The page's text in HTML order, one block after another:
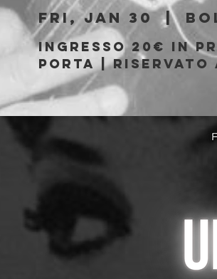
Fri, Jan 30
  |
Ingresso 20€ in
porta | Riservato